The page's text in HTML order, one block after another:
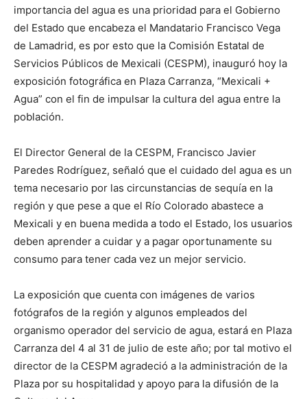
importancia del agua es una prioridad para el Gobierno
del Estado que encabeza el Mandatario Francisco Vega
de Lamadrid, es por esto que la Comisión Estatal de
Servicios Públicos de Mexicali (CESPM), inauguró hoy la
exposición fotográfica en Plaza Carranza, “Mexicali +
Agua” con el fin de impulsar la cultura del agua entre la
población.
El Director General de la CESPM, Francisco Javier
Paredes Rodríguez, señaló que el cuidado del agua es un
tema necesario por las circunstancias de sequía en la
región y que pese a que el Río Colorado abastece a
Mexicali y en buena medida a todo el Estado, los usuarios
deben aprender a cuidar y a pagar oportunamente su
consumo para tener cada vez un mejor servicio.
La exposición que cuenta con imágenes de varios
fotógrafos de la región y algunos empleados del
organismo operador del servicio de agua, estará en Plaza
Carranza del 4 al 31 de julio de este año; por tal motivo el
director de la CESPM agradeció a la administración de la
Plaza por su hospitalidad y apoyo para la difusión de la